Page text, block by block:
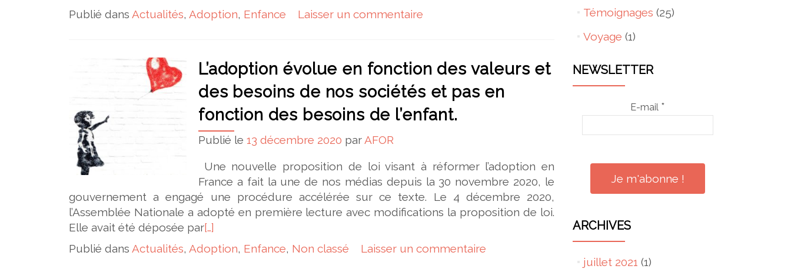
Publié dans Actualités, Adoption, Enfance Laisser un commentaire
L’adoption évolue en fonction des valeurs et
des besoins de nos sociétés et pas en
fonction des besoins de l’enfant.
Publié le 13 décembre 2020 par AFOR
Une nouvelle proposition de loi visant à réformer l’adoption en
France a fait la une de nos médias depuis la 30 novembre 2020, le
gouvernement a engagé une procédure accélérée sur ce texte. Le 4 décembre 2020,
l’Assemblée Nationale a adopté en première lecture avec modifications la proposition de loi.
Elle avait été déposée par[…]
Publié dans Actualités, Adoption, Enfance, Non classé Laisser un commentaire
Témoignages (25)
Voyage (1)
NEWSLETTER
E-mail *
ARCHIVES
juillet 2021 (1)